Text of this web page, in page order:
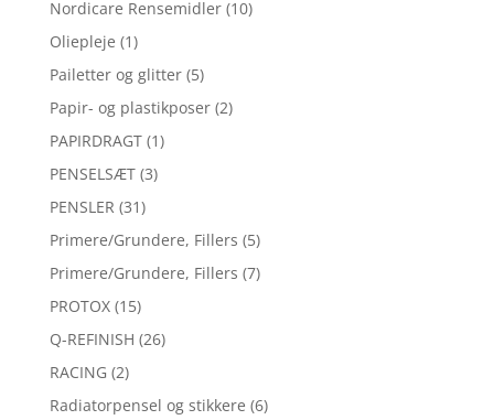
Nordicare Rensemidler (10)
Oliepleje (1)
Pailetter og glitter (5)
Papir- og plastikposer (2)
PAPIRDRAGT (1)
PENSELSÆT (3)
PENSLER (31)
Primere/Grundere, Fillers (5)
Primere/Grundere, Fillers (7)
PROTOX (15)
Q-REFINISH (26)
RACING (2)
Radiatorpensel og stikkere (6)